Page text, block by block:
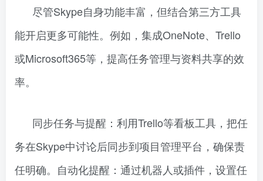
尽管Skype自身功能丰富，但结合第三方工具
能开启更多可能性。例如，集成OneNote、Trello
或Microsoft365等，提高任务管理与资料共享的效
率。
同步任务与提醒：利用Trello等看板工具，把任
务在Skype中讨论后同步到项目管理平台，确保责
任明确。自动化提醒：通过机器人或插件，设置任